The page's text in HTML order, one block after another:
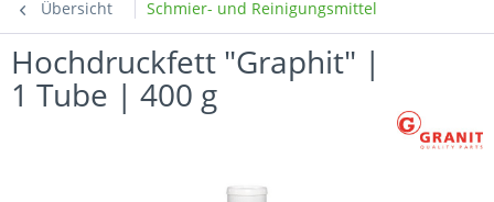
Übersicht Schmier- und Reinigungsmittel
Hochdruckfett "Graphit" |
1 Tube | 400 g